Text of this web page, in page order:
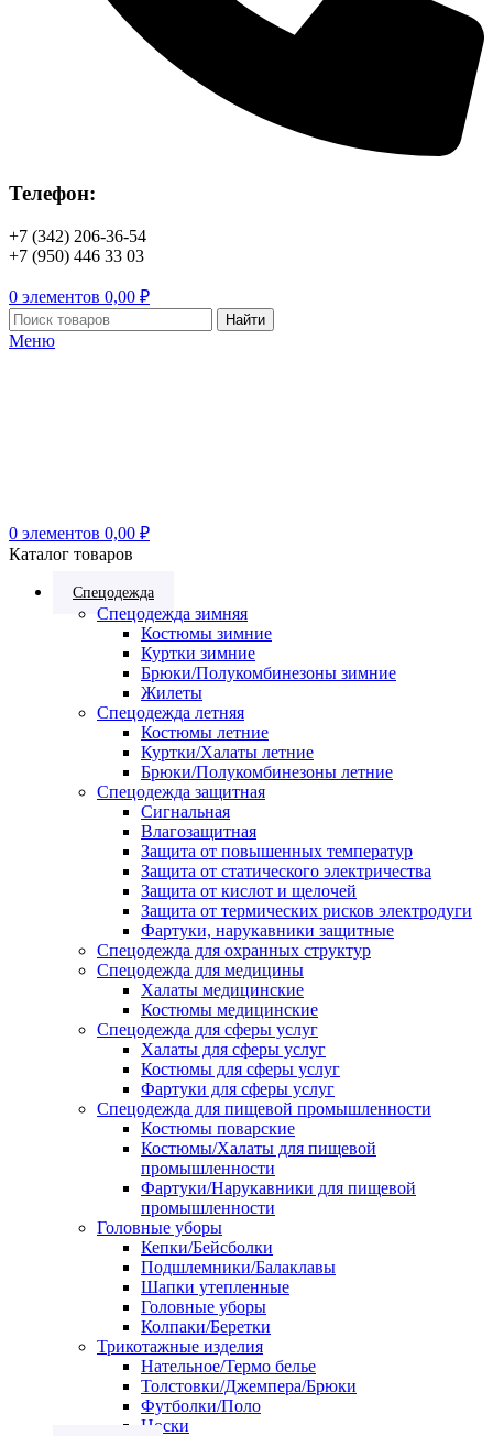
Телефон:
+7 (342) 206-36-54
+7 (950) 446 33 03
0 элементов 0,00 ₽
Найти
Меню
0 элементов 0,00 ₽
Каталог товаров
Спецодежда
Спецодежда зимняя
Костюмы зимние
Куртки зимние
Брюки/Полукомбинезоны зимние
Жилеты
Спецодежда летняя
Костюмы летние
Куртки/Халаты летние
Брюки/Полукомбинезоны летние
Спецодежда защитная
Сигнальная
Влагозащитная
Защита от повышенных температур
Защита от статического электричества
Защита от кислот и щелочей
Защита от термических рисков электродуги
Фартуки, нарукавники защитные
Спецодежда для охранных структур
Спецодежда для медицины
Халаты медицинские
Костюмы медицинские
Спецодежда для сферы услуг
Халаты для сферы услуг
Костюмы для сферы услуг
Фартуки для сферы услуг
Спецодежда для пищевой промышленности
Костюмы поварские
Костюмы/Халаты для пищевой
промышленности
Фартуки/Нарукавники для пищевой
промышленности
Головные уборы
Кепки/Бейсболки
Подшлемники/Балаклавы
Шапки утепленные
Головные уборы
Колпаки/Беретки
Трикотажные изделия
Нательное/Термо белье
Толстовки/Джемпера/Брюки
Футболки/Поло
Носки